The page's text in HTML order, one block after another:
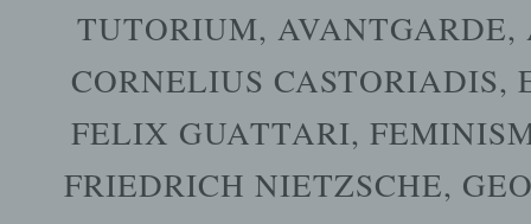
TUTORIUM, AVANTGARDE,
CORNELIUS CASTORIADIS,
FELIX GUATTARI,
FRIEDRICH NIETZSCHE,